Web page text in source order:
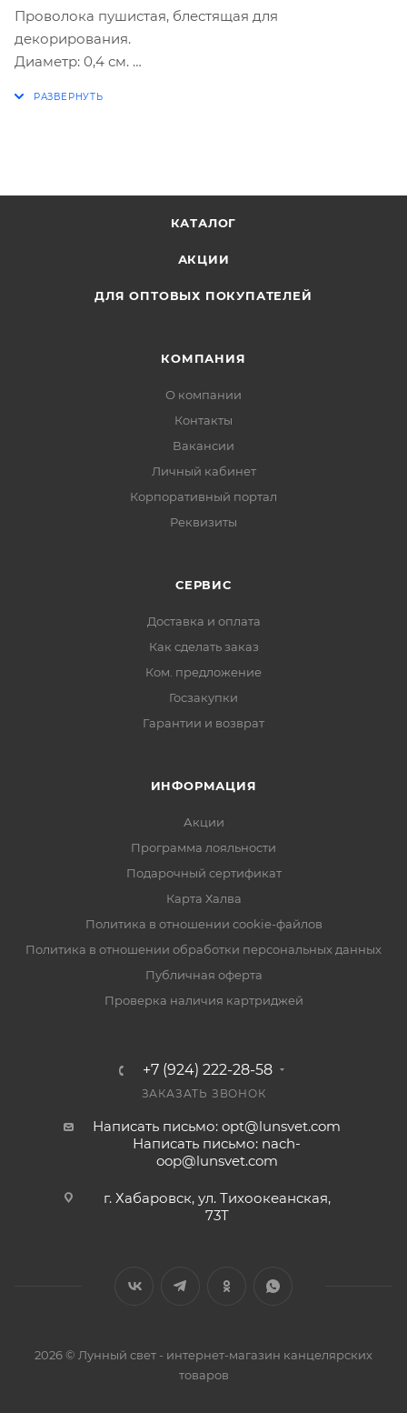
Проволока пушистая, блестящая для
декорирования.
Диаметр: 0,4 см.
КАТАЛОГ
АКЦИИ
ДЛЯ ОПТОВЫХ ПОКУПАТЕЛЕЙ
КОМПАНИЯ
О компании
Контакты
Вакансии
Личный кабинет
Корпоративный портал
Реквизиты
СЕРВИС
Доставка и оплата
Как сделать заказ
Ком. предложение
Госзакупки
Гарантии и возврат
ИНФОРМАЦИЯ
Акции
Программа лояльности
Подарочный сертификат
Карта Халва
Политика в отношении cookie-файлов
Политика в отношении обработки персональных данных
Публичная оферта
Проверка наличия картриджей
+7 (924) 222-28-58
ЗАКАЗАТЬ ЗВОНОК
Написать письмо: opt@lunsvet.com
Написать письмо: nach-
oop@lunsvet.com
г. Хабаровск, ул. Тихоокеанская,
73Т
2026 © Лунный свет - интернет-магазин канцелярских
товаров